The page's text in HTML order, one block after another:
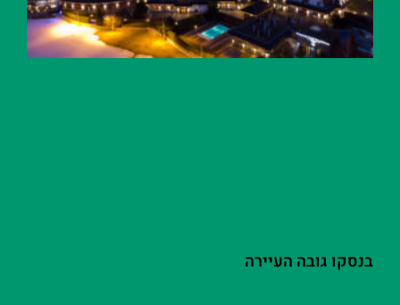
בנסקו גובה העיירה